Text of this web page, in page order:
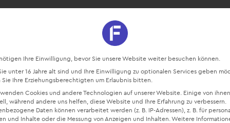
Kulalic
Kulalicschreibt im factro Blog mit Leidenschaft für
Datenschutz-Präferenz
Ihre Einwilligung, bevor Sie unsere Website weiter besuchen können.
unter 16 Jahre alt sind und Ihre Einwilligung zu optionalen Services geben
Sie Ihre Erziehungsberechtigten um Erlaubnis bitten.
Cookies und andere Technologien auf unserer Website. Einige von
während andere uns helfen, diese Website und Ihre Erfahrung zu verbessern.
Daten können verarbeitet werden (z. B. IP-Adressen), z. B. für
und Inhalte oder die Messung von Anzeigen und Inhalten.Weitere